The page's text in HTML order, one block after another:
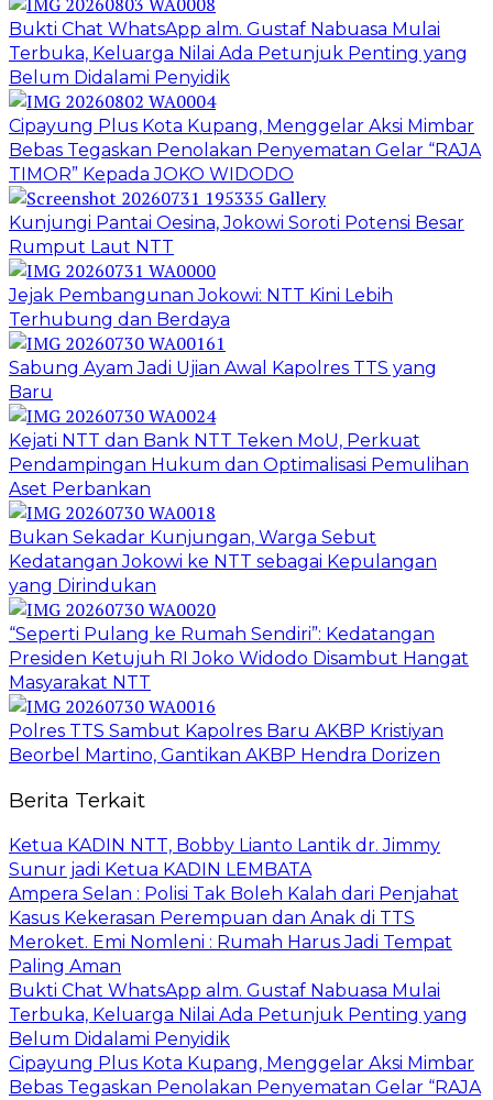
Bukti Chat WhatsApp alm. Gustaf Nabuasa Mulai
Terbuka, Keluarga Nilai Ada Petunjuk Penting yang
Belum Didalami Penyidik
Cipayung Plus Kota Kupang, Menggelar Aksi Mimbar
Bebas Tegaskan Penolakan Penyematan Gelar “RAJA
TIMOR” Kepada JOKO WIDODO
Kunjungi Pantai Oesina, Jokowi Soroti Potensi Besar
Rumput Laut NTT
Jejak Pembangunan Jokowi: NTT Kini Lebih
Terhubung dan Berdaya
Sabung Ayam Jadi Ujian Awal Kapolres TTS yang
Baru
Kejati NTT dan Bank NTT Teken MoU, Perkuat
Pendampingan Hukum dan Optimalisasi Pemulihan
Aset Perbankan
Bukan Sekadar Kunjungan, Warga Sebut
Kedatangan Jokowi ke NTT sebagai Kepulangan
yang Dirindukan
“Seperti Pulang ke Rumah Sendiri”: Kedatangan
Presiden Ketujuh RI Joko Widodo Disambut Hangat
Masyarakat NTT
Polres TTS Sambut Kapolres Baru AKBP Kristiyan
Beorbel Martino, Gantikan AKBP Hendra Dorizen
Berita Terkait
Ketua KADIN NTT, Bobby Lianto Lantik dr. Jimmy
Sunur jadi Ketua KADIN LEMBATA
Ampera Selan : Polisi Tak Boleh Kalah dari Penjahat
Kasus Kekerasan Perempuan dan Anak di TTS
Meroket. Emi Nomleni : Rumah Harus Jadi Tempat
Paling Aman
Bukti Chat WhatsApp alm. Gustaf Nabuasa Mulai
Terbuka, Keluarga Nilai Ada Petunjuk Penting yang
Belum Didalami Penyidik
Cipayung Plus Kota Kupang, Menggelar Aksi Mimbar
Bebas Tegaskan Penolakan Penyematan Gelar “RAJA